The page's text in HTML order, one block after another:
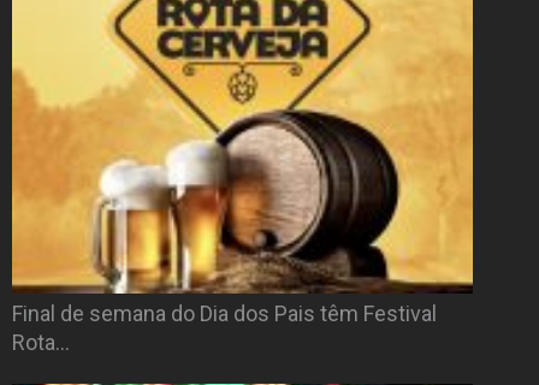
Final de semana do Dia dos Pais têm Festival
Rota…